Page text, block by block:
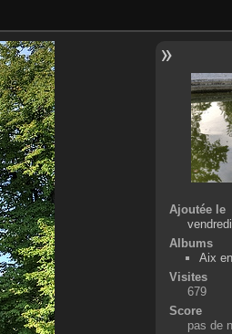
Ajoutée le
Albums
Aix
Visites
679
Score
pas de